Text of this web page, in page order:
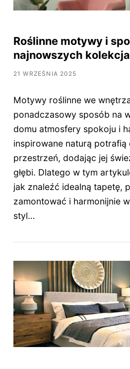
Roślinne motywy i
najnowszych
21 WRZEŚNIA 2025
Motywy roślinne we
ponadczasowy sposób na
domu atmosfery spokoju i
inspirowane naturą potrafią
przestrzeń, dodając jej
głębi. Dlatego w tym
jak znaleźć idealną tapetę,
zamontować i harmonijnie
styl…